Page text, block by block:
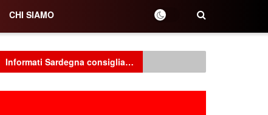
CHI SIAMO
Informati Sardegna consiglia…